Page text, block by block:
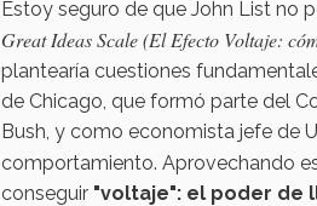
Estoy seguro de que John List no
Great Ideas Scale (El Efecto Voltaje:
plantearía cuestiones
de Chicago, que formó parte del
Bush, y como economista jefe de
comportamiento. Aprovechando
conseguir "voltaje": el poder de